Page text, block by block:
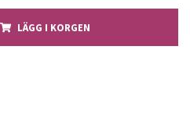
LÄGG I KORGEN